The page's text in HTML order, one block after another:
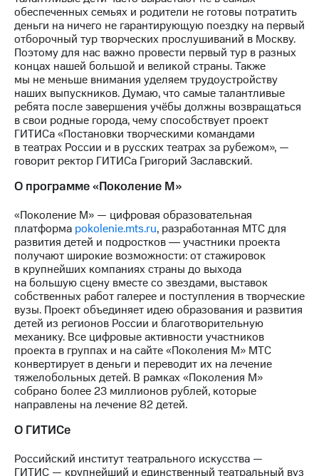
обеспеченных семьях и родители не готовы потратить
деньги на ничего не гарантирующую поездку на первый
отборочный тур творческих прослушиваний в Москву.
Поэтому для нас важно провести первый тур в разных
концах нашей большой и великой страны. Также
мы не меньше внимания уделяем трудоустройству
наших выпускников. Думаю, что самые талантливые
ребята после завершения учёбы должны возвращаться
в свои родные города, чему способствует проект
ГИТИСа «Постановки творческими командами
в театрах России и в русских театрах за рубежом», —
говорит ректор ГИТИСа Григорий Заславский.
О программе «Поколение М»
«Поколение М» — цифровая образовательная
платформа pokolenie.mts.ru, разработанная МТС для
развития детей и подростков ― участники проекта
получают широкие возможности: от стажировок
в крупнейших компаниях страны до выхода
на большую сцену вместе со звездами, выставок
собственных работ галерее и поступления в творческие
вузы. Проект объединяет идею образования и развития
детей из регионов России и благотворительную
механику. Все цифровые активности участников
проекта в группах и на сайте «Поколения М» МТС
конвертирует в деньги и переводит их на лечение
тяжелобольных детей. В рамках «Поколения М»
собрано более 23 миллионов рублей, которые
направлены на лечение 82 детей.
О ГИТИСе
Российский институт театрального искусства —
ГИТИС — крупнейший и единственный театральный вуз